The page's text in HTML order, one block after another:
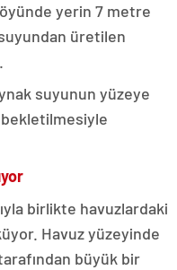
yerin 7 metre
üretilen
suyunun yüzeye
bekletilmesiyle
birlikte havuzlardaki
Havuz yüzeyinde
büyük bir